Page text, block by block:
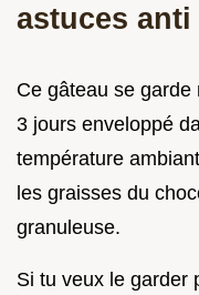
astuces
Ce gâteau se
3 jours enveloppé
température
les graisses du
granuleuse.
Si tu veux le garder